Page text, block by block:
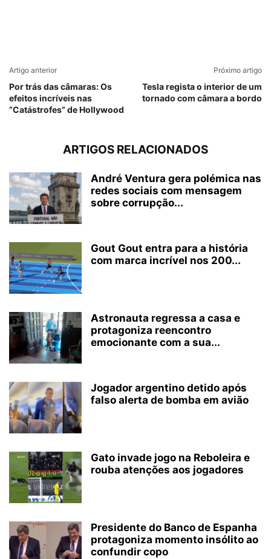
Artigo anterior
Por trás das câmaras: Os
efeitos incríveis nas
“Catástrofes” de Hollywood
Próximo artigo
Tesla regista o interior de um
tornado com câmara a bordo
ARTIGOS RELACIONADOS
André Ventura gera polémica nas
redes sociais com mensagem
sobre corrupção...
Gout Gout entra para a história
com marca incrível nos 200...
Astronauta regressa a casa e
protagoniza reencontro
emocionante com a sua...
Jogador argentino detido após
falso alerta de bomba em avião
Gato invade jogo na Reboleira e
rouba atenções aos jogadores
Presidente do Banco de Espanha
protagoniza momento insólito ao
confundir copo